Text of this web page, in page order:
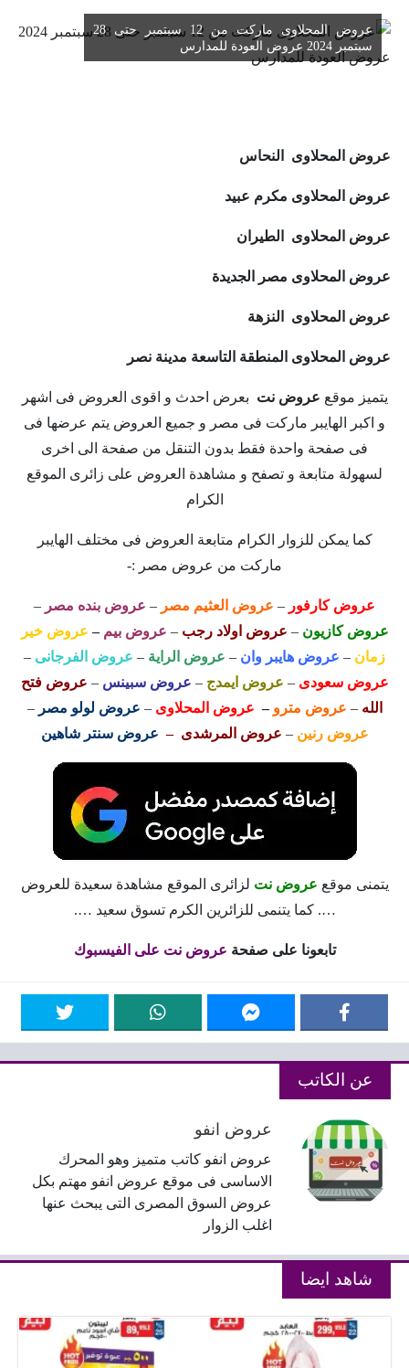
عروض المحلاوى ماركت من 12 سبتمبر حتى 28
سبتمبر 2024 عروض العودة للمدارس
عروض المحلاوى النحاس
عروض المحلاوى مكرم عبيد
عروض المحلاوى الطيران
عروض المحلاوى مصر الجديدة
عروض المحلاوى النزهة
عروض المحلاوى المنطقة التاسعة مدينة نصر
يتميز موقع عروض نت بعرض احدث و اقوى العروض فى اشهر
و اكبر الهايبر ماركت فى مصر و جميع العروض يتم عرضها فى
فى صفحة واحدة فقط بدون التنقل من صفحة الى اخرى
لسهولة متابعة و تصفح و مشاهدة العروض على زائرى الموقع
الكرام
كما يمكن للزوار الكرام متابعة العروض فى مختلف الهايبر
ماركت من عروض مصر :-
عروض كارفور – عروض العثيم مصر – عروض بنده مصر –
عروض كازيون– عروض اولاد رجب– عروض بيم – عروض خير
زمان – عروض هايبر وان – عروض الراية – عروض الفرجانى –
عروض سعودى– عروض ايمدج– عروض سبينس– عروض فتح
الله– عروض مترو – عروض المحلاوى– عروض لولو مصر–
عروض رنين– عروض المرشدى – عروض سنتر شاهين
يتمنى موقع عروض نت لزائرى الموقع مشاهدة سعيدة للعروض
…. كما يتنمى للزائرين الكرم تسوق سعيد ….
تابعونا على صفحة عروض نت على الفيسبوك
عن الكاتب
عروض انفو
عروض انفو كاتب متميز وهو المحرك
الاساسى فى موقع عروض انفو مهتم بكل
عروض السوق المصرى التى يبحث عنها
اغلب الزوار
شاهد ايضا